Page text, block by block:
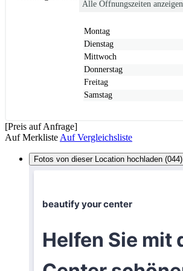
Alle Öffnungszeiten anzeigen
Montag
Dienstag
Mittwoch
Donnerstag
Freitag
Samstag
[Preis auf Anfrage]
Auf Merkliste Auf Vergleichsliste
Fotos von dieser Location hochladen (044)